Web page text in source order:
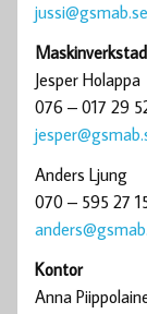
jussi@gsmab.se
Maskinverkstad
Jesper Holappa
076 – 017 29
Anders Ljung
070 – 595 27
Kontor
Anna